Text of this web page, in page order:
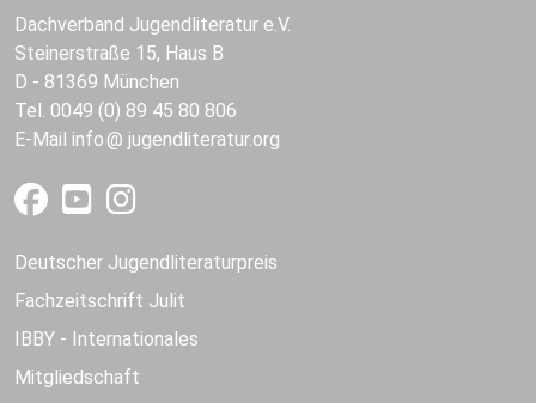
Dachverband Jugendliteratur e.V.
Steinerstraße 15, Haus B
D - 81369 München
Tel. 0049 (0) 89 45 80 806
E-Mail info jugendliteratur.org
Deutscher Jugendliteraturpreis
Fachzeitschrift Julit
IBBY - Internationales
Mitgliedschaft